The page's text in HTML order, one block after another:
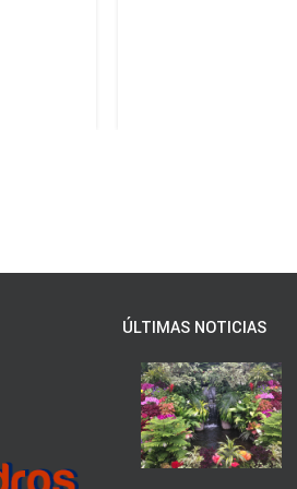
ÚLTIMAS NOTICIAS